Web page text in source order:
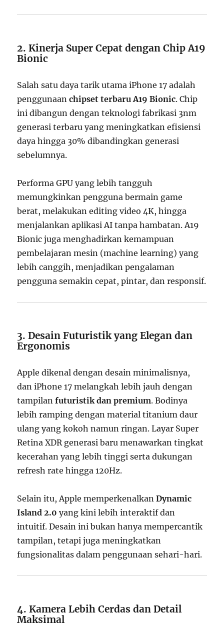
2. Kinerja Super Cepat dengan Chip A19
Bionic
Salah satu daya tarik utama iPhone 17 adalah
penggunaanchipset terbaru A19 Bionic. Chip
ini dibangun dengan teknologi fabrikasi 3nm
generasi terbaru yang meningkatkan efisiensi
daya hingga 30% dibandingkan generasi
sebelumnya.
Performa GPU yang lebih tangguh
memungkinkan pengguna bermain game
berat, melakukan editing video 4K, hingga
menjalankan aplikasi AI tanpa hambatan. A19
Bionic juga menghadirkan kemampuan
pembelajaran mesin (machine learning) yang
lebih canggih, menjadikan pengalaman
pengguna semakin cepat, pintar, dan responsif.
3. Desain Futuristik yang Elegan dan
Ergonomis
Apple dikenal dengan desain minimalisnya,
dan iPhone 17 melangkah lebih jauh dengan
tampilanfuturistik dan premium. Bodinya
lebih ramping dengan material titanium daur
ulang yang kokoh namun ringan. Layar Super
Retina XDR generasi baru menawarkan tingkat
kecerahan yang lebih tinggi serta dukungan
refresh rate hingga 120Hz.
Selain itu, Apple memperkenalkanDynamic
Island 2.0 yang kini lebih interaktif dan
intuitif. Desain ini bukan hanya mempercantik
tampilan, tetapi juga meningkatkan
fungsionalitas dalam penggunaan sehari-hari.
4. Kamera Lebih Cerdas dan Detail
Maksimal